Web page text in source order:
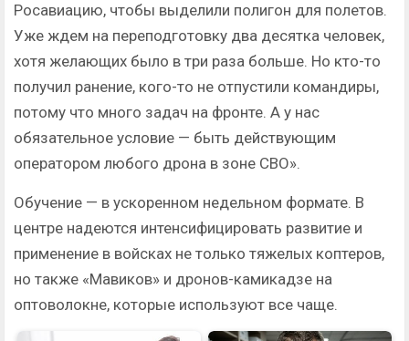
Росавиацию, чтобы выделили полигон для полетов.
Уже ждем на переподготовку два десятка человек,
хотя желающих было в три раза больше. Но кто-то
получил ранение, кого-то не отпустили командиры,
потому что много задач на фронте. А у нас
обязательное условие — быть действующим
оператором любого дрона в зоне СВО».
Обучение — в ускоренном недельном формате. В
центре надеются интенсифицировать развитие и
применение в войсках не только тяжелых коптеров,
но также «Мавиков» и дронов-камикадзе на
оптоволокне, которые используют все чаще.